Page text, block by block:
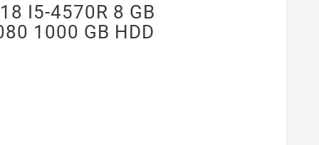
I5-4570R 8 GB
1000 GB HDD